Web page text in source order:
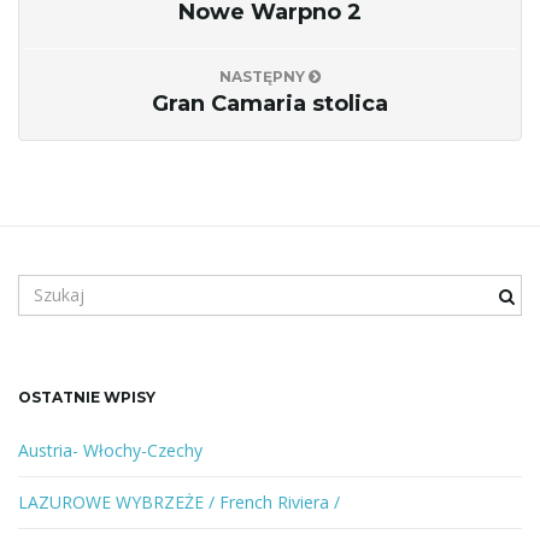
Nowe Warpno 2
NASTĘPNY
Gran Camaria stolica
z
a
e
s
ł
o
OSTATNIE WPISY
Austria- Włochy-Czechy
LAZUROWE WYBRZEŻE / French Riviera /